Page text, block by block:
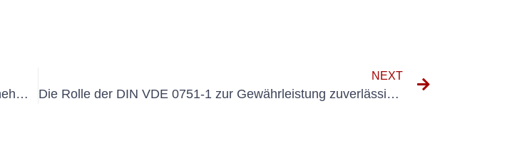
Vorteile regelmäßiger UVV-Abnahmeprüfungen für Unternehmen
NEXT
Die Rolle der DIN VDE 0751-1 zur Gewährleistung zuverlässiger elektrischer Anlagen